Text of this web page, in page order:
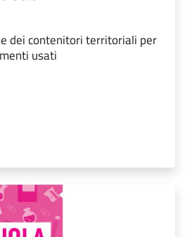
dei contenitori territoriali per
usati